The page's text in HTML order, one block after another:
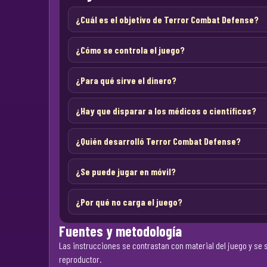
¿Cuál es el objetivo de Terror Combat Defense?
¿Cómo se controla el juego?
¿Para qué sirve el dinero?
¿Hay que disparar a los médicos o científicos?
¿Quién desarrolló Terror Combat Defense?
¿Se puede jugar en móvil?
¿Por qué no carga el juego?
Fuentes y metodología
Las instrucciones se contrastan con material del juego y
reproductor.